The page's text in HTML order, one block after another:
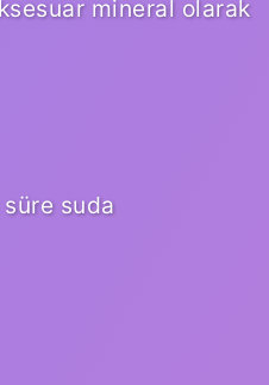
mineral olarak
suda